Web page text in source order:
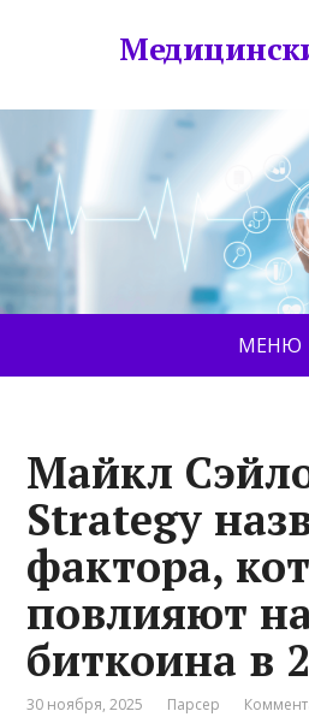
МЕНЮ
Майкл
Strategy
фактора,
повлияют
биткоина в
30 ноября, 2025 Парсер